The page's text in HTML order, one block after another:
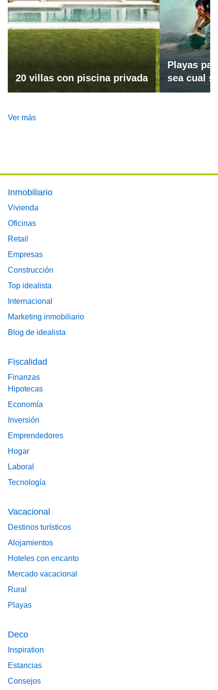
20 villas con piscina privada
Playas
sea cual
Ver más
Footer main menu
Inmobiliario
Vivienda
Oficinas
Retail
Empresas
Construcción
Top idealista
Internacional
Marketing inmobiliario
Blog de idealista
Fiscalidad
Finanzas
Hipotecas
Economía
Inversión
Emprendedores
Hogar
Laboral
Tecnología
Vacacional
Destinos turísticos
Alojamientos
Hoteles con encanto
Mercado vacacional
Rural
Playas
Deco
Inspiration
Estancias
Consejos